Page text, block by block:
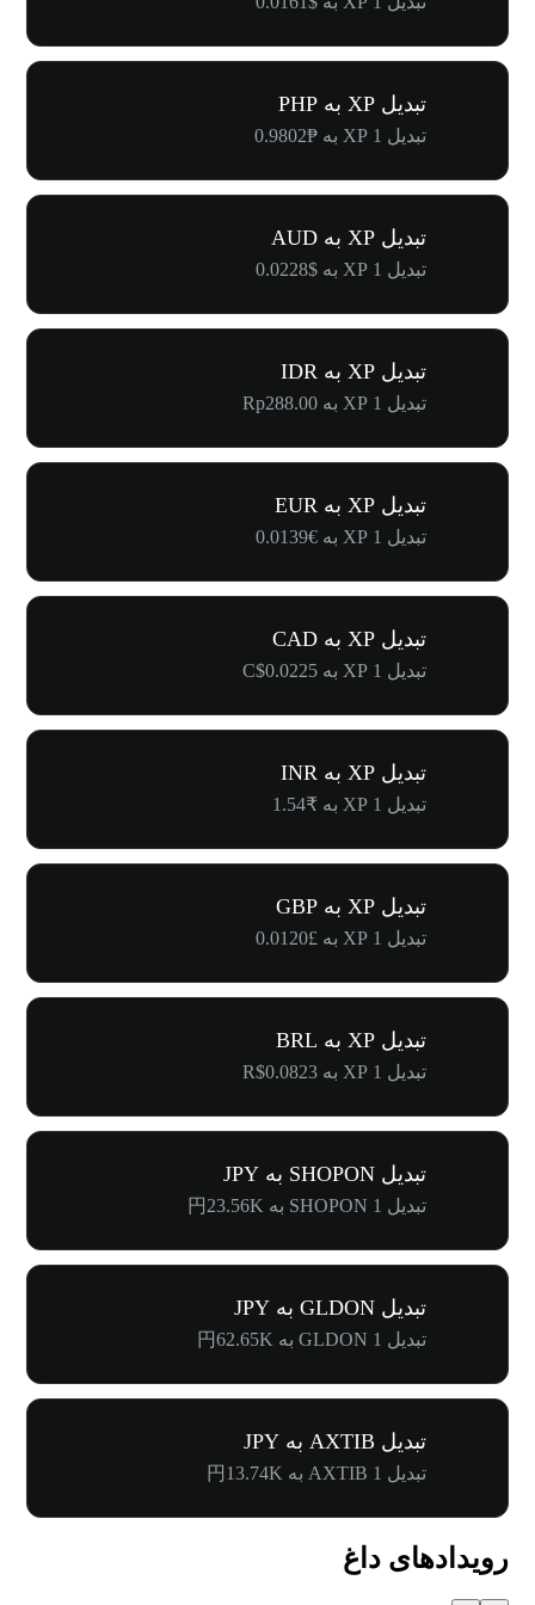
تبدیل XP به PHP
تبدیل 1 XP به ₱0.9802
تبدیل XP به AUD
تبدیل 1 XP به $0.0228
تبدیل XP به IDR
تبدیل 1 XP به Rp288.00
تبدیل XP به EUR
تبدیل 1 XP به €0.0139
تبدیل XP به CAD
تبدیل 1 XP به C$0.0225
تبدیل XP به INR
تبدیل 1 XP به ₹1.54
تبدیل XP به GBP
تبدیل 1 XP به £0.0120
تبدیل XP به BRL
تبدیل 1 XP به R$0.0823
تبدیل SHOPON به JPY
تبدیل 1 SHOPON به 円23.56K
تبدیل GLDON به JPY
تبدیل 1 GLDON به 円62.65K
تبدیل AXTIB به JPY
تبدیل 1 AXTIB به 円13.74K
رویدادهای داغ